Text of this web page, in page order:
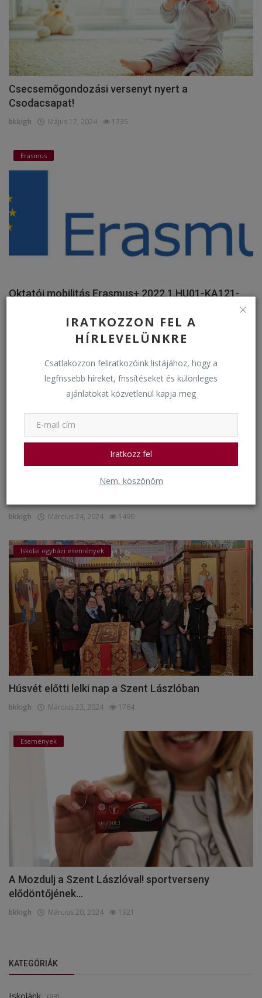
IRATKOZZON FEL A
HÍRLEVELÜNKRE
Csatlakozzon feliratkozóink listájához, hogy a
legfrissebb híreket, frissítéseket és különleges
ajánlatokat közvetlenül kapja meg
Iratkozz fel
Nem, köszönöm
Csecsemőgondozási versenyt nyert a
Csodacsapat!
bkkigh Május 17, 2024 1735
Erasmus
Oktatói mobilitás Erasmus+ 2022.1.HU01-KA121-
Május 10, 2024 1699
Események
bkkigh Március 24, 2024 1490
Iskolai egyházi események
Húsvét előtti lelki nap a Szent Lászlóban
bkkigh Március 23, 2024 1764
Események
A Mozdulj a Szent Lászlóval! sportverseny
elődöntőjének...
bkkigh Március 20, 2024 1921
KATEGÓRIÁK
Iskolánk